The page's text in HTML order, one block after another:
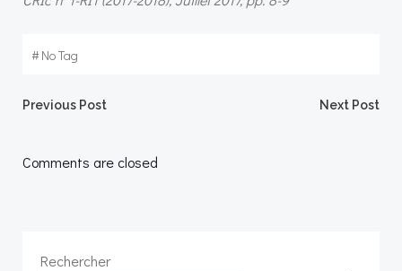
#No Tag
Post
navigation
Previous Post Next Post
Comments are closed
Rechercher